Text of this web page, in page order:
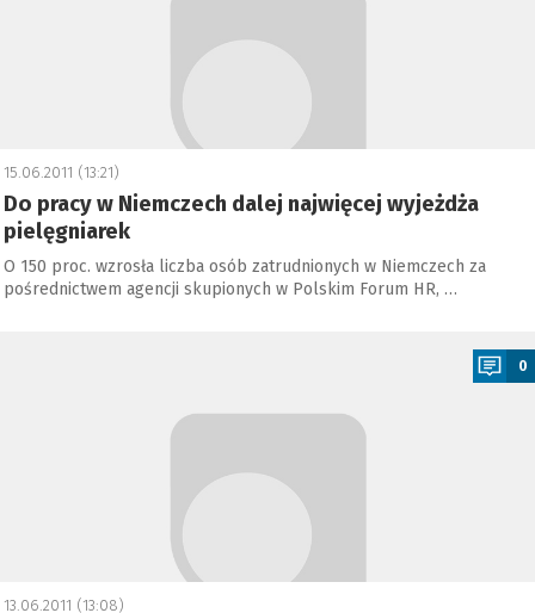
15.06.2011 (13:21)
Do pracy w Niemczech dalej najwięcej wyjeżdża
pielęgniarek
O 150 proc. wzrosła liczba osób zatrudnionych w Niemczech za
pośrednictwem agencji skupionych w Polskim Forum HR, …
0
13.06.2011 (13:08)